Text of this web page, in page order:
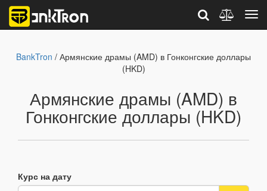
BankTron / Армянские драмы (AMD) в Гонконгские доллары
(HKD)
Армянские драмы (AMD) в
Гонконгские доллары (HKD)
Курс на дату